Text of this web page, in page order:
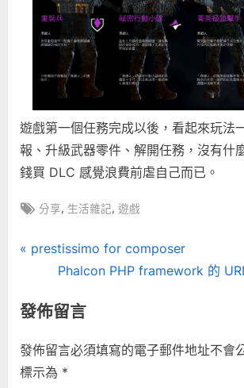
遊戲第一個任務完成以後，看起來玩法
報、升級武器零件、解開任務，沒有什
錢買 DLC 感覺浪費前虐自己而已。
Tags:
分享, 生活雜記,遊戲
文
導
覽
P
v
o
u
prestissimo for composer
N
x
P
Phalcon PHP framework 的
發佈留言
發佈留言必須填寫的電子郵件地址不會
標示為 *